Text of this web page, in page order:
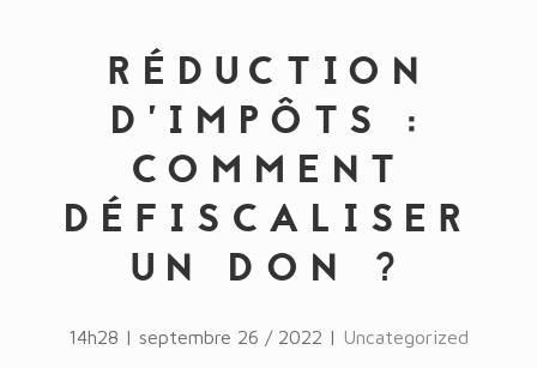
RÉDUCTION
D’IMPÔTS :
COMMENT
DÉFISCALISER
UN DON ?
14h28 | septembre 26 / 2022 | Uncategorized